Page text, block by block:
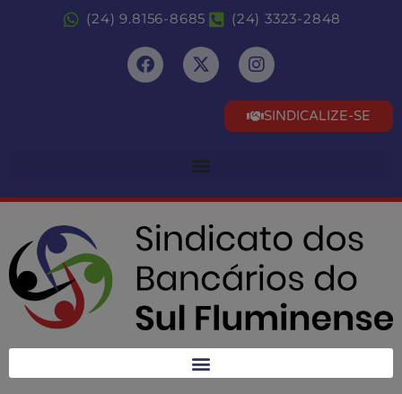
(24) 9.8156-8685 (24) 3323-2848
SINDICALIZE-SE